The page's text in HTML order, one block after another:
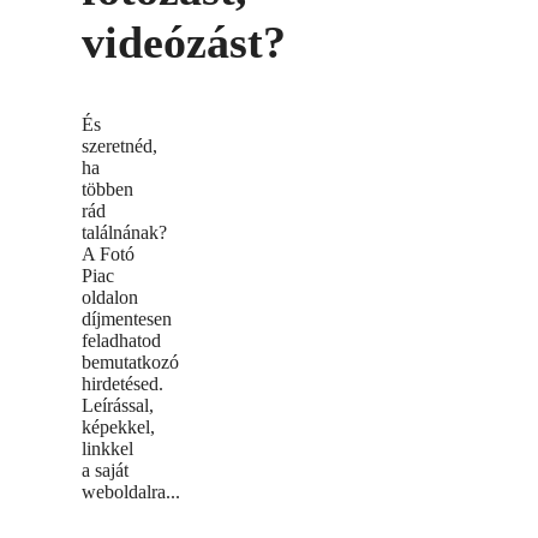
videózást?
És
szeretnéd,
ha
többen
rád
találnának?
A Fotó
Piac
oldalon
díjmentesen
feladhatod
bemutatkozó
hirdetésed.
Leírással,
képekkel,
linkkel
a saját
weboldalra...